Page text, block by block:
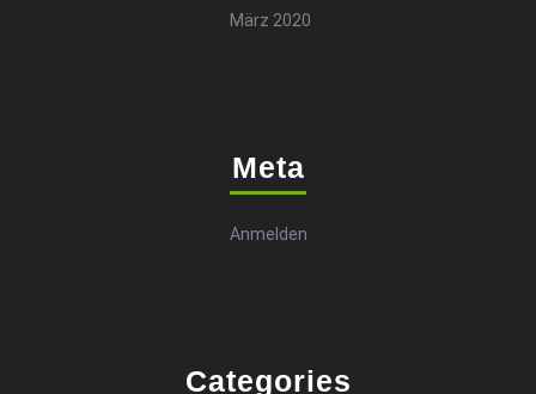
März 2020
Meta
Anmelden
Categories